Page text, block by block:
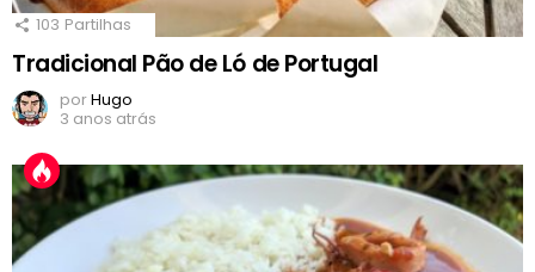
103 Partilhas
Tradicional Pão de Ló de Portugal
porHugo
3 anos atrás